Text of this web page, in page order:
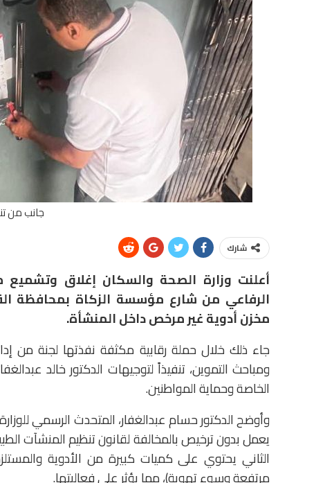
جانب من
شارك
أعلنت وزارة الصحة والسكان إغلاق وتشميع
الرفاعي من شارع مؤسسة الزكاة بمحافظة
مخزن أدوية غير مرخص داخل المنشأة.
جاء ذلك خلال حملة رقابية مكثفة نفذتها لجنة من
ومباحث التموين، تنفيذاً لتوجيهات الدكتور خالد
الخاصة وحماية المواطنين.
الثاني يحتوي على كميات كبيرة من الأدوية
مرتفعة وسوء تهوية)، مما يؤثر على فعاليتها.